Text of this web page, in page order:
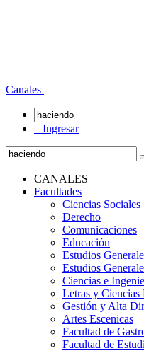
Canales
Ingresar
CANALES
Facultades
Ciencias Sociales
Derecho
Comunicaciones
Educación
Estudios
Estudios
Ciencias e
Letras y Ciencias
Gestión y Alta
Artes Escenicas
Facultad de
Facultad de